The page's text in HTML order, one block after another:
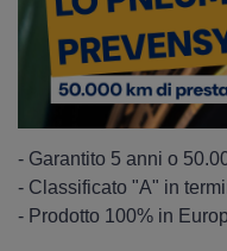
- Garantito 5 anni o
- Classificato "A" in
- Prodotto 100% in